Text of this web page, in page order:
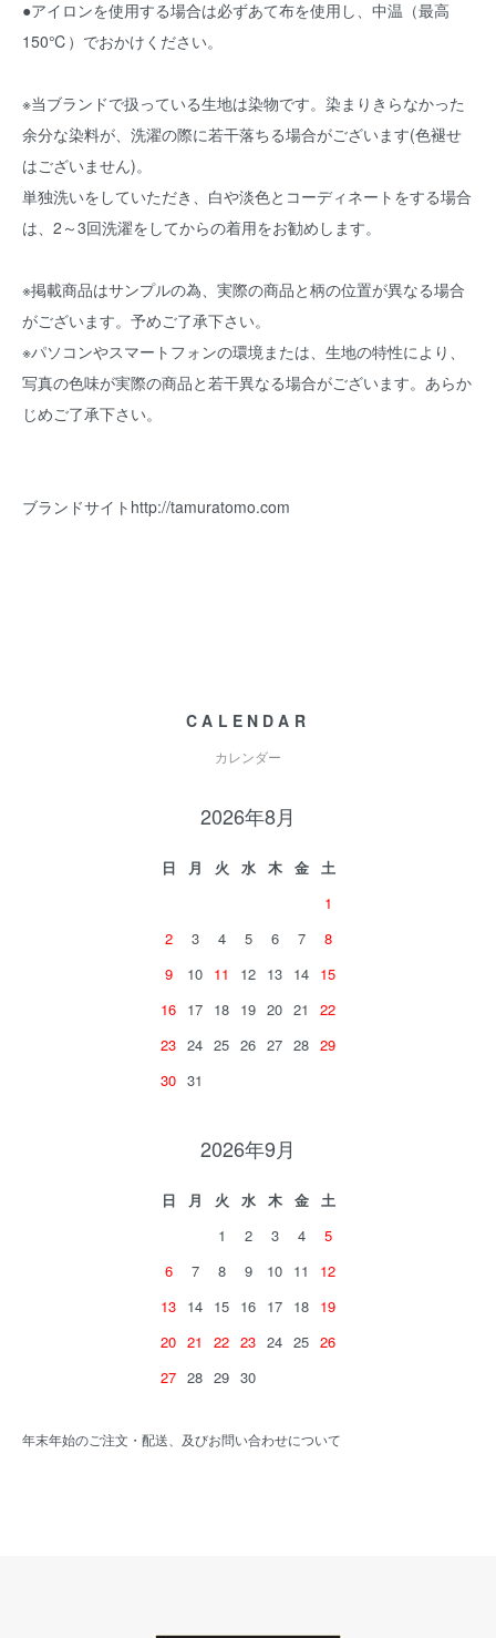
●アイロンを使用する場合は必ずあて布を使用し、中温（最高
150℃）でおかけください。
※当ブランドで扱っている生地は染物です。染まりきらなかった
余分な染料が、洗濯の際に若干落ちる場合がございます(色褪せ
はございません)。
単独洗いをしていただき、白や淡色とコーディネートをする場合
は、2～3回洗濯をしてからの着用をお勧めします。
※掲載商品はサンプルの為、実際の商品と柄の位置が異なる場合
がございます。予めご了承下さい。
※パソコンやスマートフォンの環境または、生地の特性により、
写真の色味が実際の商品と若干異なる場合がございます。あらか
じめご了承下さい。
ブランドサイト http://tamuratomo.com
CALENDAR
カレンダー
2026年8月
日 月 火 水 木 金
土
1
2
3 4 5 6 7
8
9
10 11 12 13 14 15
16 17 18 19 20 21
22
23 24 25 26 27 28 29
30 31
2026年9月
日 月 火 水 木 金
土
1
2 3 4
5
6
7 8 9 10 11
12
13 14 15 16 17 18 19
20 21 22 23 24 25 26
27 28 29 30
年末年始のご注文・配送、及びお問い合わせについて